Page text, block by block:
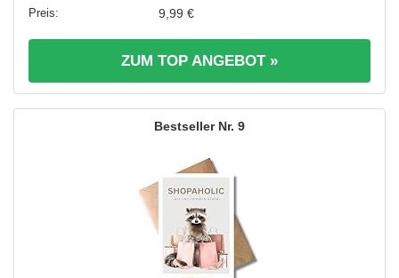
9,99 €
ZUM TOP ANGEBOT »
9